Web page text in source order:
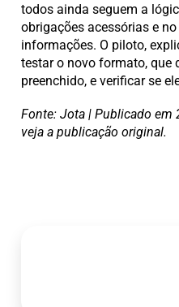
todos ainda seguem a
obrigações acessórias e
informações. O piloto,
testar o novo formato, que
preenchido, e verificar se
Fonte: Jota | Publicado em
veja a publicação original.